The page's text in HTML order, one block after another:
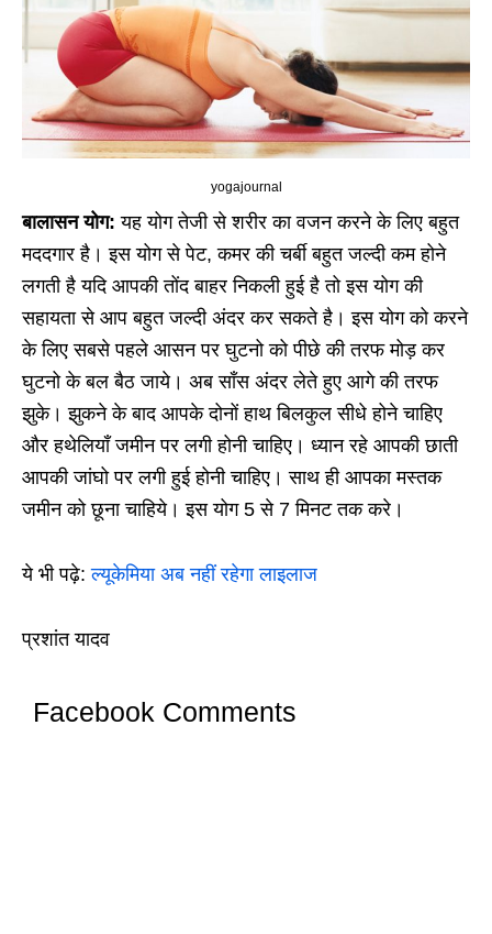
yogajournal
बालासन योग: यह योग तेजी से शरीर का वजन करने के लिए बहुत
मददगार है। इस योग से पेट, कमर की चर्बी बहुत जल्दी कम होने
लगती है यदि आपकी तोंद बाहर निकली हुई है तो इस योग की
सहायता से आप बहुत जल्दी अंदर कर सकते है। इस योग को करने
के लिए सबसे पहले आसन पर घुटनो को पीछे की तरफ मोड़ कर
घुटनो के बल बैठ जाये। अब साँस अंदर लेते हुए आगे की तरफ
झुके। झुकने के बाद आपके दोनों हाथ बिलकुल सीधे होने चाहिए
और हथेलियाँ जमीन पर लगी होनी चाहिए। ध्यान रहे आपकी छाती
आपकी जांघो पर लगी हुई होनी चाहिए। साथ ही आपका मस्तक
जमीन को छूना चाहिये। इस योग 5 से 7 मिनट तक करे।
ये भी पढ़े:ल्यूकेमिया अब नहीं रहेगा लाइलाज
प्रशांत यादव
Facebook Comments